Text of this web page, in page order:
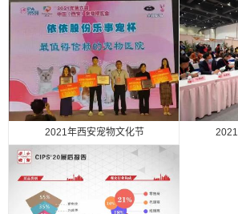
2021年西安宠物文化节